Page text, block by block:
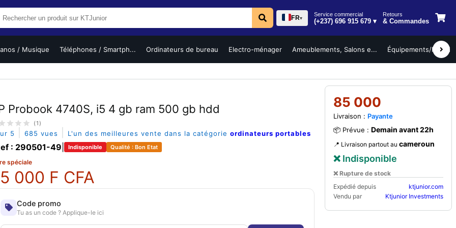
FR▾
Service commercial
(+237) 696 915 679 ▾
Retours
& Commandes
/ Musique Téléphones / Smartph... Ordinateurs de bureau Electro-ménager Ameublements, Salons e... Équipements/
Probook 4740S, i5 4 gb ram 500 gb hdd
(1)
5 685 vues L'un des meilleures vente dans la catégorie ordinateurs portables
: 290501-49 Indisponible Qualité : Bon Etat
spéciale
000 F CFA
Code promo
Tu as un code ? Applique-le ici
85 000
Livraison : Payante
📦 Prévue : Demain avant 22h
📍 Livraison partout au cameroun
❌ Indisponible
❌ Rupture de stock
Expédié depuis
ktjunior.com
Vendu par
Ktjunior Investments